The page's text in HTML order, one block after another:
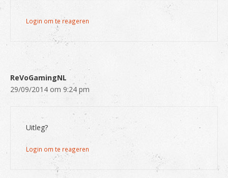
Login om te reageren
ReVoGamingNL
29/09/2014 om 9:24 pm
Uitleg?
Login om te reageren